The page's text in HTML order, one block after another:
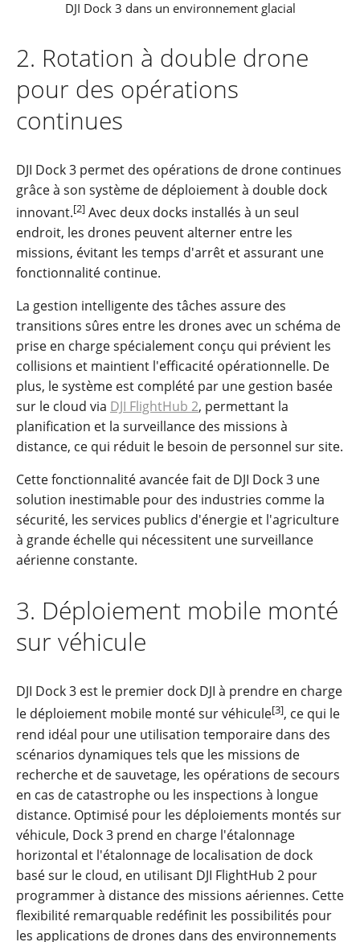
DJI Dock 3 dans un environnement glacial
2. Rotation à double drone
pour des opérations
continues
DJI Dock 3 permet des opérations de drone continues
grâce à son système de déploiement à double dock
innovant.[2] Avec deux docks installés à un seul
endroit, les drones peuvent alterner entre les
missions, évitant les temps d'arrêt et assurant une
fonctionnalité continue.
La gestion intelligente des tâches assure des
transitions sûres entre les drones avec un schéma de
prise en charge spécialement conçu qui prévient les
collisions et maintient l'efficacité opérationnelle. De
plus, le système est complété par une gestion basée
sur le cloud via DJI FlightHub 2, permettant la
planification et la surveillance des missions à
distance, ce qui réduit le besoin de personnel sur site.
Cette fonctionnalité avancée fait de DJI Dock 3 une
solution inestimable pour des industries comme la
sécurité, les services publics d'énergie et l'agriculture
à grande échelle qui nécessitent une surveillance
aérienne constante.
3. Déploiement mobile monté
sur véhicule
DJI Dock 3 est le premier dock DJI à prendre en charge
le déploiement mobile monté sur véhicule[3], ce qui le
rend idéal pour une utilisation temporaire dans des
scénarios dynamiques tels que les missions de
recherche et de sauvetage, les opérations de secours
en cas de catastrophe ou les inspections à longue
distance. Optimisé pour les déploiements montés sur
véhicule, Dock 3 prend en charge l'étalonnage
horizontal et l'étalonnage de localisation de dock
basé sur le cloud, en utilisant DJI FlightHub 2 pour
programmer à distance des missions aériennes. Cette
flexibilité remarquable redéfinit les possibilités pour
les applications de drones dans des environnements